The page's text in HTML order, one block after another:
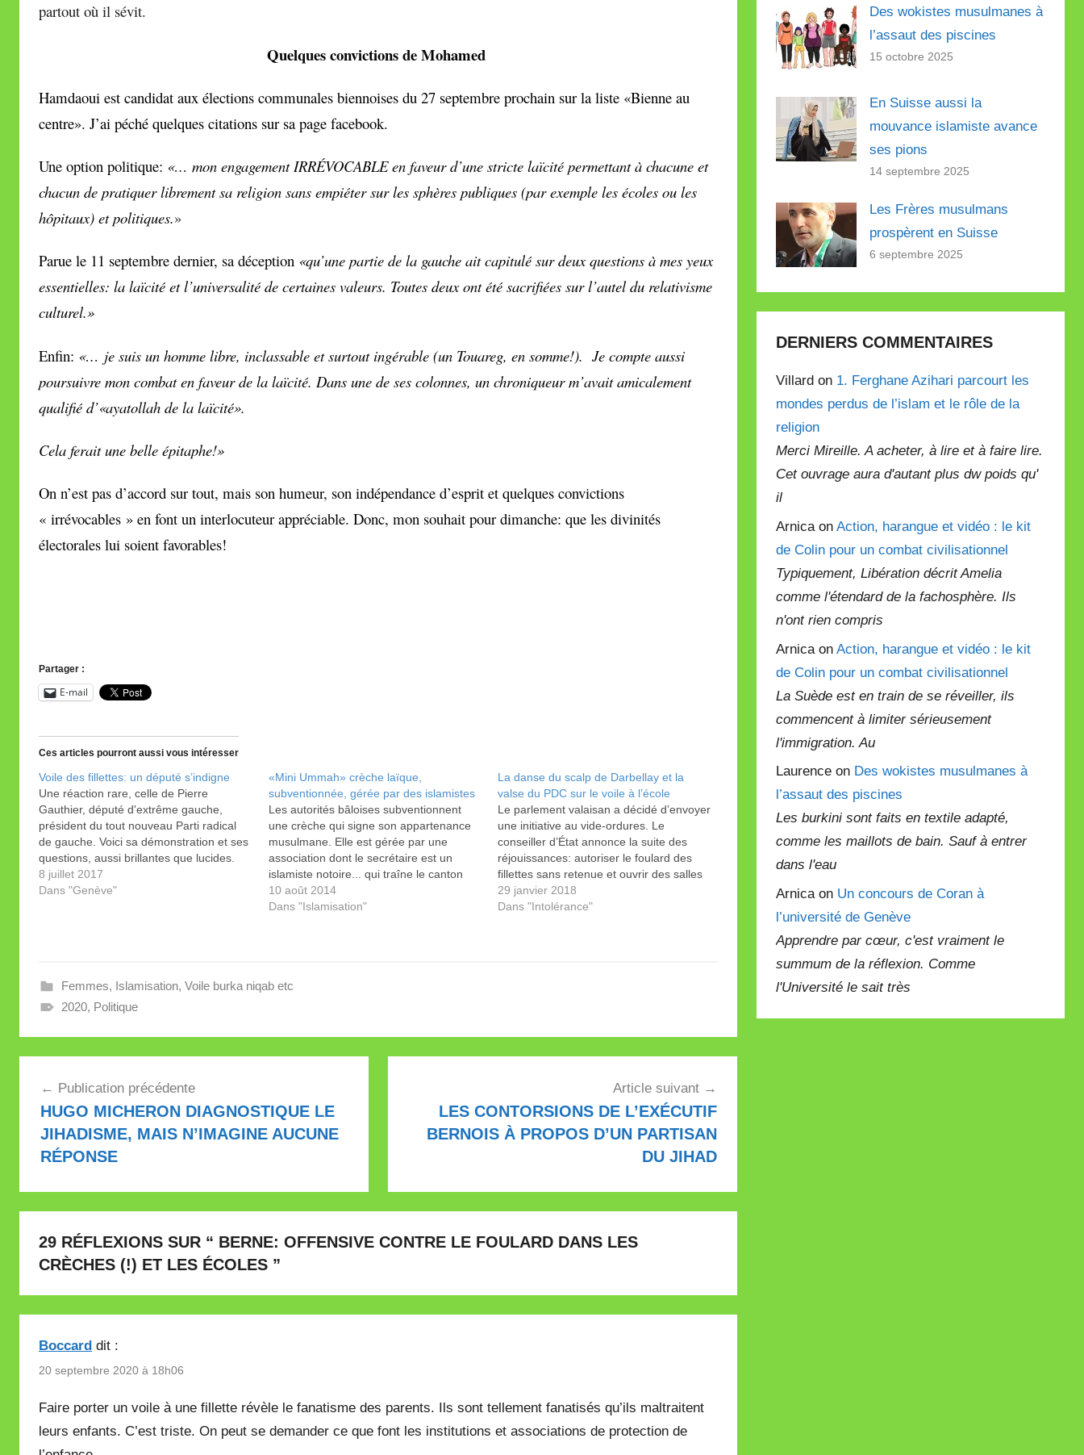
partout où il sévit.
Quelques convictions de Mohamed
Hamdaoui est candidat aux élections communales biennoises du 27 septembre prochain sur la liste «Bienne au
centre». J’ai péché quelques citations sur sa page facebook.
Une option politique: «… mon engagement IRRÉVOCABLE en faveur d’une stricte laïcité permettant à chacune et
chacun de pratiquer librement sa religion sans empiéter sur les sphères publiques (par exemple les écoles ou les
hôpitaux) et politiques.»
Parue le 11 septembre dernier, sa déception «qu’une partie de la gauche ait capitulé sur deux questions à mes yeux
essentielles: la laïcité et l’universalité de certaines valeurs. Toutes deux ont été sacrifiées sur l’autel du relativisme
culturel.»
Enfin: «… je suis un homme libre, inclassable et surtout ingérable (un Touareg, en somme!). Je compte aussi
poursuivre mon combat en faveur de la laïcité. Dans une de ses colonnes, un chroniqueur m’avait amicalement
qualifié d’«ayatollah de la laïcité».
Cela ferait une belle épitaphe!»
On n’est pas d’accord sur tout, mais son humeur, son indépendance d’esprit et quelques convictions
« irrévocables » en font un interlocuteur appréciable. Donc, mon souhait pour dimanche: que les divinités
électorales lui soient favorables!
Partager :
E-mail
Ces articles pourront aussi vous intéresser
Voile des fillettes: un député s’indigne
Une réaction rare, celle de Pierre
Gauthier, député d'extrême gauche,
président du tout nouveau Parti radical
de gauche. Voici sa démonstration et ses
questions, aussi brillantes que lucides.
Secrétariat du Grand
Conseil Question
8 juillet 2017
Dans "Genève"
«Mini Ummah» crèche laïque,
subventionnée, gérée par des islamistes
Les autorités bâloises subventionnent
une crèche qui signe son appartenance
musulmane. Elle est gérée par une
association dont le secrétaire est un
islamiste notoire... qui traîne le canton
devant les tribunaux.
10 août 2014
Dans "Islamisation"
La danse du scalp de Darbellay et la
valse du PDC sur le voile à l’école
Le parlement valaisan a décidé d’envoyer
une initiative au vide-ordures. Le
conseiller d’État annonce la suite des
réjouissances: autoriser le foulard des
fillettes sans retenue et ouvrir des salles
de prières dans les écoles.
29 janvier 2018
Dans "Intolérance"
Femmes, Islamisation, Voile burka niqab etc
2020, Politique
l’article
Publication précédente
HUGO MICHERON DIAGNOSTIQUE LE
JIHADISME, MAIS N’IMAGINE AUCUNE
RÉPONSE
Article suivant
LES CONTORSIONS DE L’EXÉCUTIF
BERNOIS À PROPOS D’UN PARTISAN
DU JIHAD
29 RÉFLEXIONS SUR “ BERNE: OFFENSIVE CONTRE LE FOULARD DANS LES
CRÈCHES (!) ET LES ÉCOLES ”
Boccard dit :
20 septembre 2020 à 18h06
Faire porter un voile à une fillette révèle le fanatisme des parents. Ils sont tellement fanatisés qu’ils maltraitent
leurs enfants. C’est triste. On peut se demander ce que font les institutions et associations de protection de
Des wokistes musulmanes à
l’assaut des piscines
15 octobre 2025
En Suisse aussi la
mouvance islamiste avance
ses pions
14 septembre 2025
Les Frères musulmans
prospèrent en Suisse
6 septembre 2025
DERNIERS COMMENTAIRES
Villard on 1. Ferghane Azihari parcourt les
mondes perdus de l’islam et le rôle de la
religion
Merci Mireille. A acheter, à lire et à faire lire.
Cet ouvrage aura d'autant plus dw poids qu'
il
Arnica onAction, harangue et vidéo : le kit
de Colin pour un combat civilisationnel
Typiquement, Libération décrit Amelia
comme l'étendard de la fachosphère. Ils
n'ont rien compris
Arnica onAction, harangue et vidéo : le kit
de Colin pour un combat civilisationnel
La Suède est en train de se réveiller, ils
commencent à limiter sérieusement
l'immigration. Au
Laurence on Des wokistes musulmanes à
l’assaut des piscines
Les burkini sont faits en textile adapté,
comme les maillots de bain. Sauf à entrer
dans l'eau
Arnica on Un concours de Coran à
l’université de Genève
Apprendre par cœur, c'est vraiment le
summum de la réflexion. Comme
l'Université le sait très